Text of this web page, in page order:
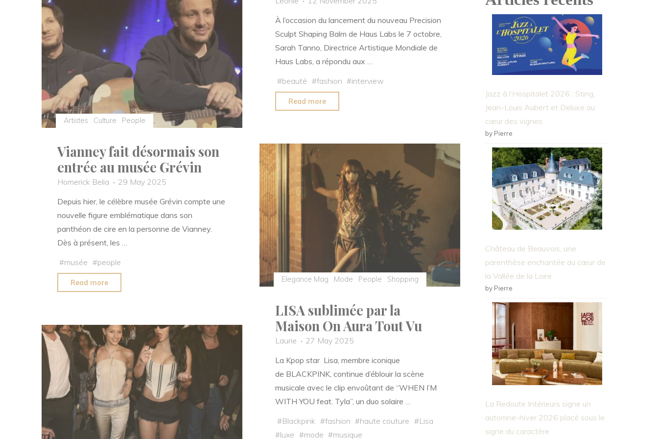
parfumeur
Patrick
Douenat"
À l’occasion du lancement du nouveau Precision
Sculpt Shaping Balm de Haus Labs le 7 octobre,
Sarah Tanno, Directrice Artistique Mondiale de
Haus Labs, a répondu aux …
#beauté #fashion #interview
Read more
Tanno"
Artistes Culture People
Vianney fait désormais son
entrée au musée Grévin
Homerick Belia
29 May 2025
Depuis hier, le célèbre musée Grévin compte une
nouvelle figure emblématique dans son
panthéon de cire en la personne de Vianney.
Dès à présent, les …
#musée #people
Read more
entrée
au
musée
Grévin"
Elegance Mag Mode People Shopping
LISA sublimée par la
Maison On Aura Tout Vu
Laurie
27 May 2025
La Kpop star Lisa, membre iconique
de BLACKPINK, continue d’éblouir la scène
musicale avec le clip envoûtant de “WHEN I’M
WITH YOU feat. Tyla”, un duo solaire …
#Blackpink #fashion #haute couture #Lisa
#luxe #mode #musique
Jazz à l’Hospitalet 2026 : Sting,
Jean-Louis Aubert et Deluxe au
cœur des vignes
by Pierre
Château de Beauvois, une
parenthèse enchantée au cœur de
la Vallée de la Loire
by Pierre
La Redoute Intérieurs signe un
automne-hiver 2026 placé sous le
signe du caractère